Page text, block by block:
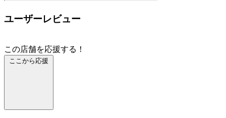
ユーザーレビュー
この店舗を応援する！
ここから応援